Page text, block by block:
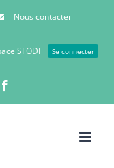
Nous contacter
SFODF Se connecter